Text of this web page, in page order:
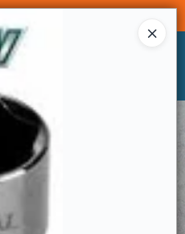
Ingresar a la Tienda